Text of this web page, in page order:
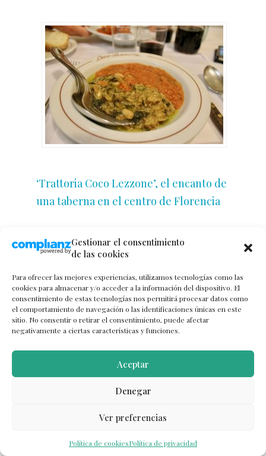
Gestionar el consentimiento
de las cookies
Para ofrecer las mejores experiencias, utilizamos tecnologías como las
cookies para almacenar y/o acceder a la información del dispositivo. El
consentimiento de estas tecnologías nos permitirá procesar datos como
el comportamiento de navegación o las identificaciones únicas en este
sitio. No consentir o retirar el consentimiento, puede afectar
negativamente a ciertas características y funciones.
Aceptar
Denegar
Ver preferencias
Política de cookiesPolítica de privacidad
‘Trattoria Coco Lezzone’, el encanto de
una taberna en el centro de Florencia
‘Popi Popi’, comida romana en el barrio